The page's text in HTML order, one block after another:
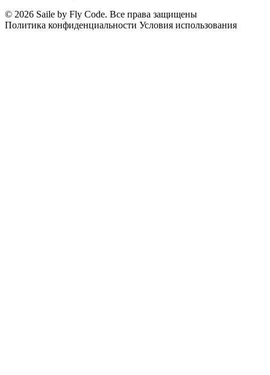
© 2026 Saile by Fly Code. Все права защищены
Политика конфиденциальности Условия использования